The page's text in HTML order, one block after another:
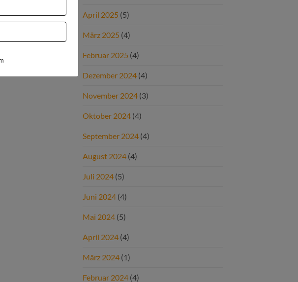
April 2025 (5)
März 2025 (4)
Februar 2025 (4)
Dezember 2024 (4)
November 2024 (3)
Oktober 2024 (4)
September 2024 (4)
August 2024 (4)
Juli 2024 (5)
Juni 2024 (4)
Mai 2024 (5)
April 2024 (4)
März 2024 (1)
Februar 2024 (4)